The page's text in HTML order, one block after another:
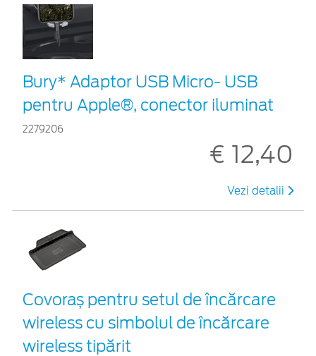
Bury* Adaptor USB Micro- USB
pentru Apple®, conector iluminat
2279206
€ 12,40
Vezi detalii
Covoraș pentru setul de încărcare
wireless cu simbolul de încărcare
wireless tipărit